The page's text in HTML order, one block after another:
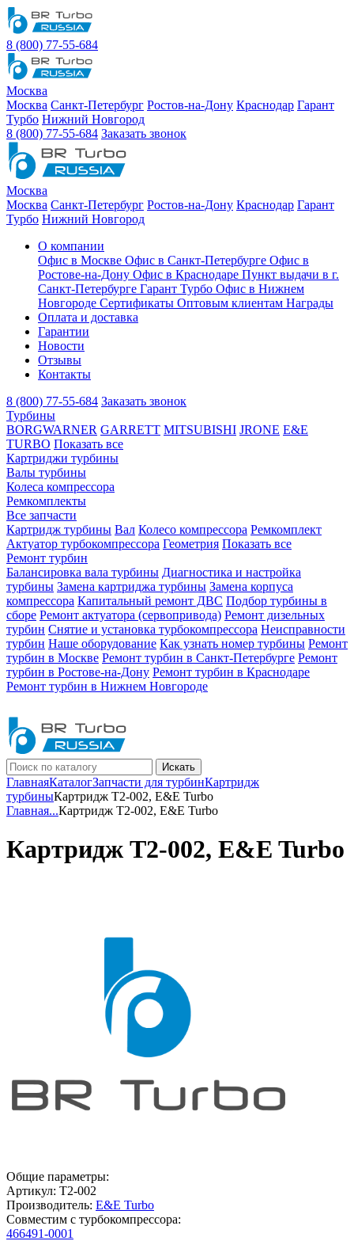
8 (800) 77-55-684
Москва
Москва Санкт-Петербург Ростов-на-Дону Краснодар Гарант
Турбо Нижний Новгород
8 (800) 77-55-684 Заказать звонок
Москва
Москва Санкт-Петербург Ростов-на-Дону Краснодар Гарант
Турбо Нижний Новгород
О компании
Офис в Москве Офис в Санкт-Петербурге Офис в
Ростове-на-Дону Офис в Краснодаре Пункт выдачи в г.
Санкт-Петербурге Гарант Турбо Офис в Нижнем
Новгороде Сертификаты Оптовым клиентам Награды
Оплата и доставка
Гарантии
Новости
Отзывы
Контакты
8 (800) 77-55-684 Заказать звонок
Турбины
BORGWARNER GARRETT MITSUBISHI JRONE E&E
TURBO Показать все
Картриджи турбины
Валы турбины
Колеса компрессора
Ремкомплекты
Все запчасти
Картридж турбины Вал Колесо компрессора Ремкомплект
Актуатор турбокомпрессора Геометрия Показать все
Ремонт турбин
Балансировка вала турбины Диагностика и настройка
турбины Замена картриджа турбины Замена корпуса
компрессора Капитальный ремонт ДВС Подбор турбины в
сборе Ремонт актуатора (сервопривода) Ремонт дизельных
турбин Снятие и установка турбокомпрессора Неисправности
турбин Наше оборудование Как узнать номер турбины Ремонт
турбин в Москве Ремонт турбин в Санкт-Петербурге Ремонт
турбин в Ростове-на-Дону Ремонт турбин в Краснодаре
Ремонт турбин в Нижнем Новгороде
Искать
ГлавнаяКаталогЗапчасти для турбинКартридж
турбиныКартридж T2-002, E&E Turbo
Главная...Картридж T2-002, E&E Turbo
Картридж T2-002, E&E Turbo
Общие параметры:
Артикул: T2-002
Производитель: E&E Turbo
Совместим с турбокомпрессора:
466491-0001